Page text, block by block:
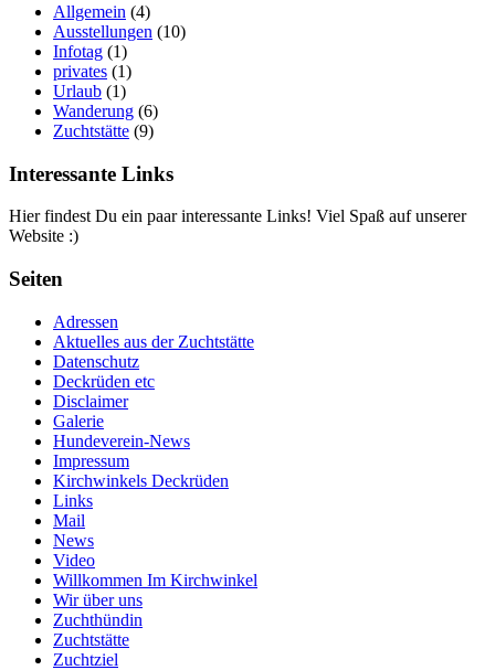
Allgemein (4)
Ausstellungen (10)
Infotag (1)
privates (1)
Urlaub (1)
Wanderung (6)
Zuchtstätte (9)
Interessante Links
Hier findest Du ein paar interessante Links! Viel Spaß auf unserer
Website :)
Seiten
Adressen
Aktuelles aus der Zuchtstätte
Datenschutz
Deckrüden etc
Disclaimer
Galerie
Hundeverein-News
Impressum
Kirchwinkels Deckrüden
Links
Mail
News
Video
Willkommen Im Kirchwinkel
Wir über uns
Zuchthündin
Zuchtstätte
Zuchtziel